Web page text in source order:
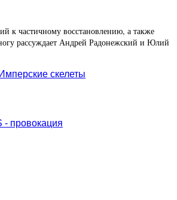
к частичному восстановлению, а также
рассуждает Андрей Радонежский и Юлий
скелеты